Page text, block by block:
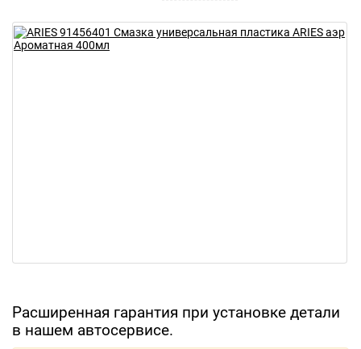
Расширенная гарантия при установке детали
в нашем автосервисе.